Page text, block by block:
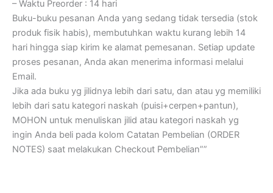
– Waktu Preorder : 14 hari
Buku-buku pesanan Anda yang sedang tidak tersedia (stok
produk fisik habis), membutuhkan waktu kurang lebih 14
hari hingga siap kirim ke alamat pemesanan. Setiap update
proses pesanan, Anda akan menerima informasi melalui
Email.
Jika ada buku yg jilidnya lebih dari satu, dan atau yg memiliki
lebih dari satu kategori naskah (puisi+cerpen+pantun),
MOHON untuk menuliskan jilid atau kategori naskah yg
ingin Anda beli pada kolom Catatan Pembelian (ORDER
NOTES) saat melakukan Checkout Pembelian””